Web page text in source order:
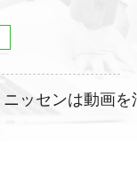
ニッセンは動画